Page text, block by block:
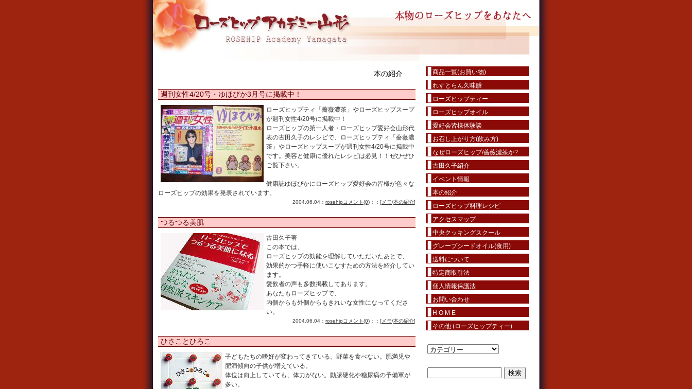
本の紹介
週刊女性4/20号・ゆほぴか3月号に掲載中！
ローズヒップティ「薔薇濃茶」やローズヒップスープ
が週刊女性4/20号に掲載中！
ローズヒップの第一人者・ローズヒップ愛好会山形代
表の古田久子のレシピで、ローズヒップティ「薔薇濃
茶」やローズヒップスープが週刊女性4/20号に掲載中
です。美容と健康に優れたレシピは必見！！ぜひぜひ
ご覧下さい。
健康誌ゆほぴかにローズヒップ愛好会の皆様が色々な
ローズヒップの効果を発表されています。
2004.06.04： rosehipコメント(0) ：：[ メモ/本の紹介]
つるつる美肌
古田久子著
この本では、
ローズヒップの効能を理解していただいたあとで、
効果的かつ手軽に使いこなすための方法を紹介してい
ます。
愛飲者の声も多数掲載してあります。
あなたもローズヒップで、
内側からも外側からもきれいな女性になってくださ
い。
2004.06.04： rosehipコメント(0) ：：[ メモ/本の紹介]
ひさことひろこ
子どもたちの嗜好が変わってきている。野菜を食べない。肥満児や
肥満傾向の子供が増えている。
体位は向上していても、体力がない。動脈硬化や糖尿病の予備軍が
多い。
商品一覧(お買い物)
れすとらん久味膳
ローズヒップティー
ローズヒップオイル
愛好会皆様体験談
お召し上がり方(飲み方)
なぜローズヒップ/薔薇濃茶か?
古田久子紹介
イベント情報
本の紹介
ローズヒップ料理レシピ
アクセスマップ
中央クッキングスクール
グレープシードオイル(食用)
送料について
特定商取引法
個人情報保護法
お問い合わせ
H O M E
その他 (ローズヒップティー)